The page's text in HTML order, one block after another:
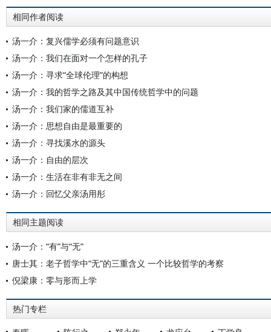
相同作者阅读
汤一介：复兴儒学必须有问题意识
汤一介：我们在面对一个怎样的孔子
汤一介：寻求“全球伦理”的构想
汤一介：我的哲学之路及其中国传统哲学中的问题
汤一介：我们家的儒道互补
汤一介：思想自由是最重要的
汤一介：寻找溪水的源头
汤一介：自由的层次
汤一介：生活在非有非无之间
汤一介：回忆父亲汤用彤
相同主题阅读
汤一介：“有”与“无”
唐士其：老子哲学中“无”的三重含义 一个比较哲学的考察
倪梁康：零与形而上学
热门专栏